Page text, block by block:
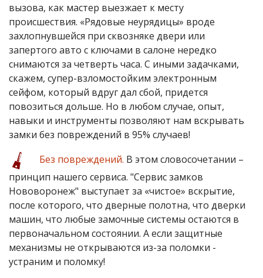
вызова, как мастер выезжает к месту
происшествия. «Рядовые неурядицы» вроде
захлопнувшейся при сквозняке двери или
запертого авто с ключами в салоне нередко
снимаются за четверть часа. С иными задачками,
скажем, супер-взломостойким электронным
сейфом, который вдруг дал сбой, придется
повозиться дольше. Но в любом случае, опыт,
навыки и инструменты позволяют нам вскрывать
замки без повреждений в 95% случаев!
Без повреждений. В этом словосочетании –
принцип нашего сервиса. "Сервис замков
Нововоронеж" выступает за «чистое» вскрытие,
после которого, что дверные полотна, что дверки
машин, что любые замочные системы остаются в
первоначальном состоянии. А если защитные
механизмы не открываются из-за поломки -
устраним и поломку!